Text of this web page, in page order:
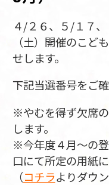
４/２６、５/１７
（土）開催のこ
せします。
下記当選番号をご
※やむを得ず欠席
します。
※今年度４月～の
口にて所定の用紙
（コチラよりダウ